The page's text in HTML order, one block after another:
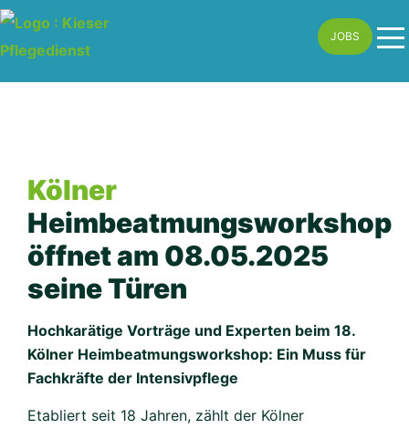
Skip
to
JOBS
Kölner
Heimbeatmungsworkshop
öffnet am 08.05.2025
seine Türen
Hochkarätige Vorträge und Experten beim 18.
Kölner Heimbeatmungsworkshop: Ein Muss für
Fachkräfte der Intensivpflege
Etabliert seit 18 Jahren, zählt der Kölner